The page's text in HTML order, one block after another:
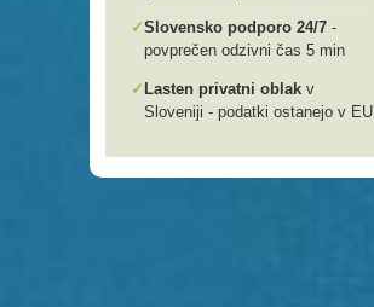
✓Slovensko podporo 24/7 -
povprečen odzivni čas 5 min
✓ Lasten privatni oblak v
Sloveniji - podatki ostanejo v EU